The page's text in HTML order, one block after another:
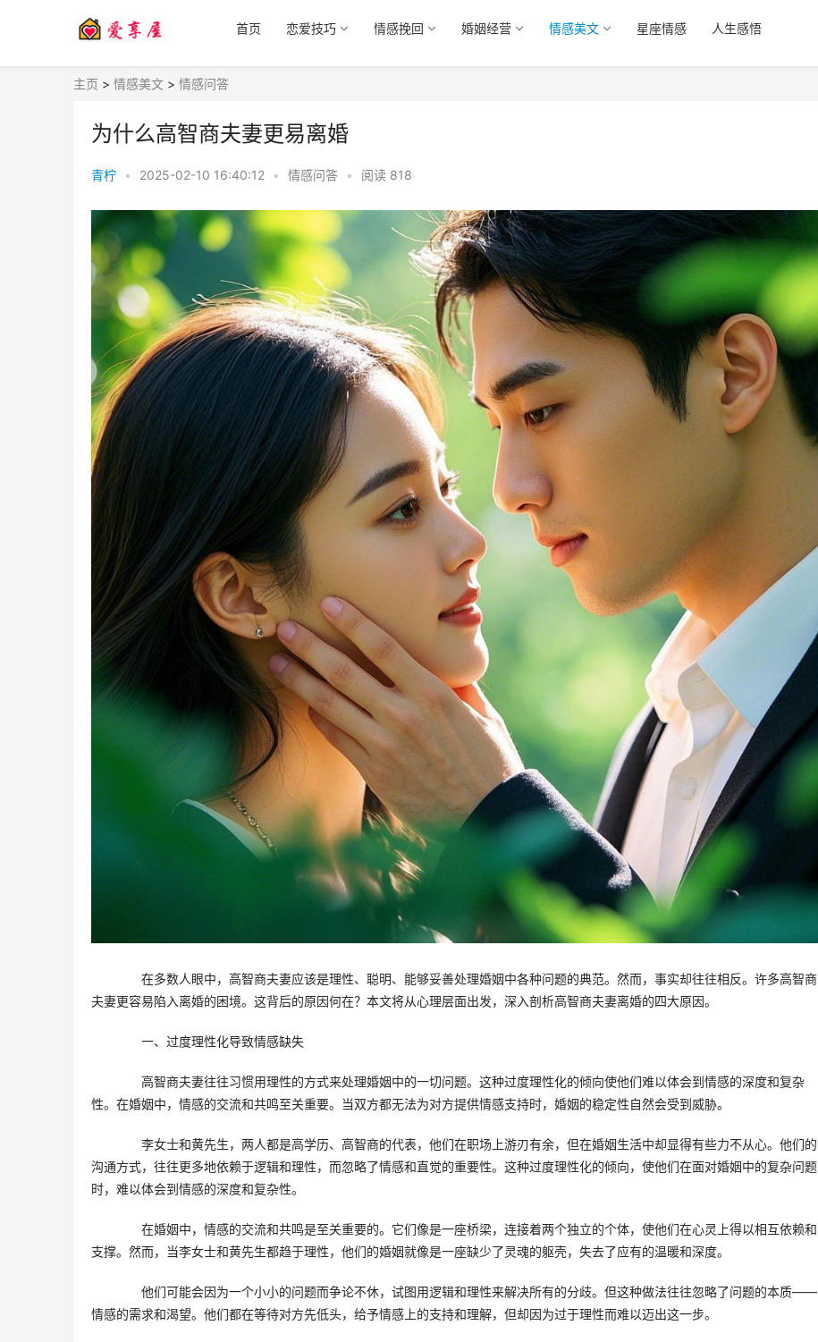
首页 恋爱技巧 情感挽回 婚姻经营 情感美文 星座情感 人生感悟
主页 > 情感美文 > 情感问答
为什么高智商夫妻更易离婚
青柠 • 2025-02-10 16:40:12 • 情感问答 • 阅读 818
在多数人眼中，高智商夫妻应该是理性、聪明、能够妥善处理婚姻中各种问题的典范。然而，事实却往往相反。许多高智商
夫妻更容易陷入离婚的困境。这背后的原因何在？本文将从心理层面出发，深入剖析高智商夫妻离婚的四大原因。
一、过度理性化导致情感缺失
高智商夫妻往往习惯用理性的方式来处理婚姻中的一切问题。这种过度理性化的倾向使他们难以体会到情感的深度和复杂
性。在婚姻中，情感的交流和共鸣至关重要。当双方都无法为对方提供情感支持时，婚姻的稳定性自然会受到威胁。
李女士和黄先生，两人都是高学历、高智商的代表，他们在职场上游刃有余，但在婚姻生活中却显得有些力不从心。他们的
沟通方式，往往更多地依赖于逻辑和理性，而忽略了情感和直觉的重要性。这种过度理性化的倾向，使他们在面对婚姻中的复杂问题
时，难以体会到情感的深度和复杂性。
在婚姻中，情感的交流和共鸣是至关重要的。它们像是一座桥梁，连接着两个独立的个体，使他们在心灵上得以相互依赖和
支撑。然而，当李女士和黄先生都趋于理性，他们的婚姻就像是一座缺少了灵魂的躯壳，失去了应有的温暖和深度。
他们可能会因为一个小小的问题而争论不休，试图用逻辑和理性来解决所有的分歧。但这种做法往往忽略了问题的本质——
情感的需求和渴望。他们都在等待对方先低头，给予情感上的支持和理解，但却因为过于理性而难以迈出这一步。
怎么挽救没感情的婚姻 男人真分手的表现